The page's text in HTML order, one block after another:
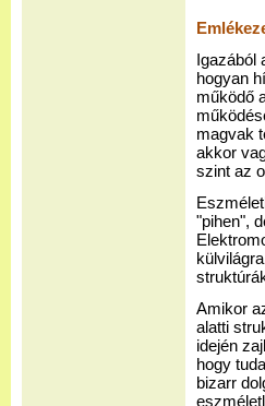
Igazából
hogyan
működő
magvak
akkor
szint az
"pihen",
Amikor
alatti
idején
hogy
bizarr